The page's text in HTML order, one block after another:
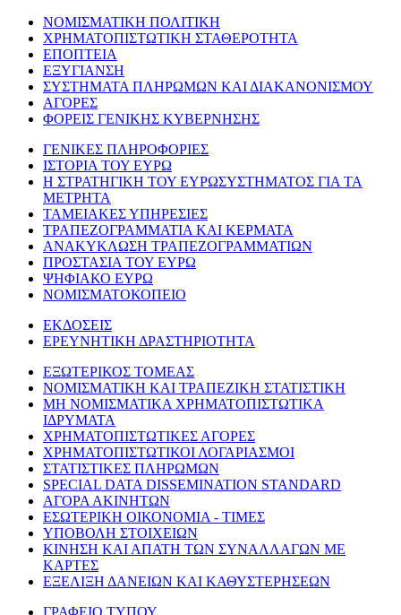
ΝΟΜΙΣΜΑΤΙΚΗ ΠΟΛΙΤΙΚΗ
ΧΡΗΜΑΤΟΠΙΣΤΩΤΙΚΗ ΣΤΑΘΕΡΟΤΗΤΑ
ΕΠΟΠΤΕΙΑ
ΕΞΥΓΙΑΝΣΗ
ΣΥΣΤΗΜΑΤΑ ΠΛΗΡΩΜΩΝ ΚΑΙ ΔΙΑΚΑΝΟΝΙΣΜΟΥ
ΑΓΟΡΕΣ
ΦΟΡΕΙΣ ΓΕΝΙΚΗΣ ΚΥΒΕΡΝΗΣΗΣ
ΓΕΝΙΚΕΣ ΠΛΗΡΟΦΟΡΙΕΣ
ΙΣΤΟΡΙΑ ΤΟΥ ΕΥΡΩ
Η ΣΤΡΑΤΗΓΙΚΗ ΤΟΥ ΕΥΡΩΣΥΣΤΗΜΑΤΟΣ ΓΙΑ ΤΑ
ΜΕΤΡΗΤΑ
ΤΑΜΕΙΑΚΕΣ ΥΠΗΡΕΣΙΕΣ
ΤΡΑΠΕΖΟΓΡΑΜΜΑΤΙΑ ΚΑΙ ΚΕΡΜΑΤΑ
ΑΝΑΚΥΚΛΩΣΗ ΤΡΑΠΕΖΟΓΡΑΜΜΑΤΙΩΝ
ΠΡΟΣΤΑΣΙΑ ΤΟΥ ΕΥΡΩ
ΨΗΦΙΑΚΟ ΕΥΡΩ
ΝΟΜΙΣΜΑΤΟΚΟΠΕΙΟ
ΕΚΔΟΣΕΙΣ
ΕΡΕΥΝΗΤΙΚΗ ΔΡΑΣΤΗΡΙΟΤΗΤΑ
ΕΞΩΤΕΡΙΚΟΣ ΤΟΜΕΑΣ
ΝΟΜΙΣΜΑΤΙΚΗ ΚΑΙ ΤΡΑΠΕΖΙΚΗ ΣΤΑΤΙΣΤΙΚΗ
ΜΗ ΝΟΜΙΣΜΑΤΙΚΑ ΧΡΗΜΑΤΟΠΙΣΤΩΤΙΚΑ
ΙΔΡΥΜΑΤΑ
ΧΡΗΜΑΤΟΠΙΣΤΩΤΙΚΕΣ ΑΓΟΡΕΣ
ΧΡΗΜΑΤΟΠΙΣΤΩΤΙΚΟΙ ΛΟΓΑΡΙΑΣΜΟΙ
ΣΤΑΤΙΣΤΙΚΕΣ ΠΛΗΡΩΜΩΝ
SPECIAL DATA DISSEMINATION STANDARD
ΑΓΟΡΑ ΑΚΙΝΗΤΩΝ
ΕΣΩΤΕΡΙΚΗ ΟΙΚΟΝΟΜΙΑ - ΤΙΜΕΣ
ΥΠΟΒΟΛΗ ΣΤΟΙΧΕΙΩΝ
ΚΙΝΗΣΗ ΚΑΙ ΑΠΑΤΗ ΤΩΝ ΣΥΝΑΛΛΑΓΩΝ ΜΕ
ΚΑΡΤΕΣ
ΕΞΕΛΙΞΗ ΔΑΝΕΙΩΝ ΚΑΙ ΚΑΘΥΣΤΕΡΗΣΕΩΝ
ΓΡΑΦΕΙΟ ΤΥΠΟΥ